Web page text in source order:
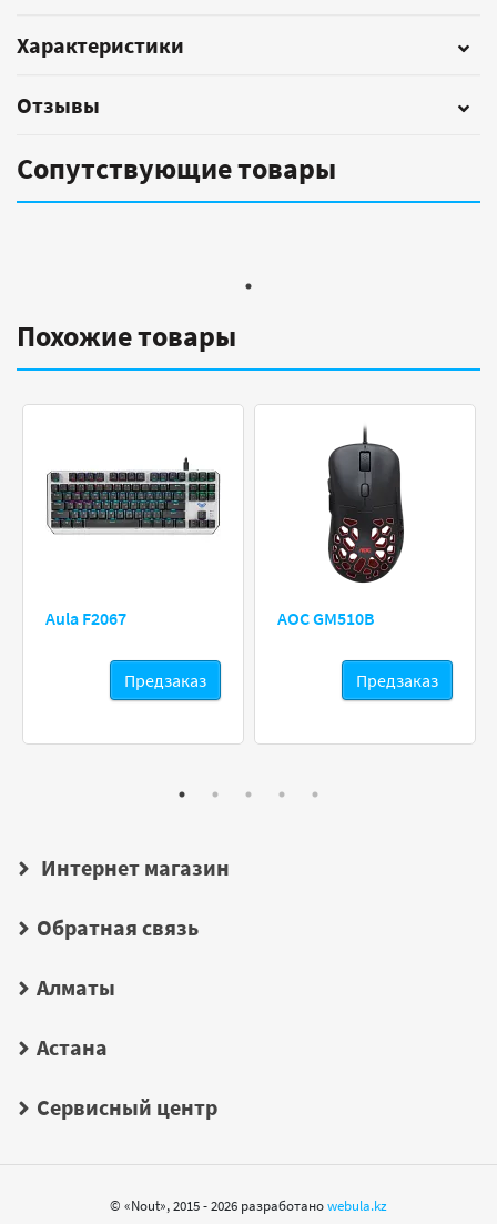
Характеристики
Отзывы
Сопутствующие товары
Похожие товары
Aula F2067
Предзаказ
AOC GM510B
Предзаказ
Интернет магазин
Обратная связь
Алматы
Астана
Сервисный центр
© «Nout», 2015 - 2026 разработаноwebula.kz